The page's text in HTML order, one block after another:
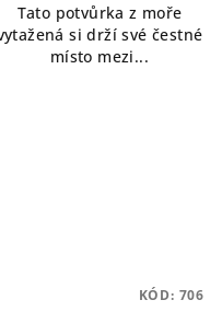
Tato potvůrka z moře
si drží své čestné
místo mezi...
KÓD: 706